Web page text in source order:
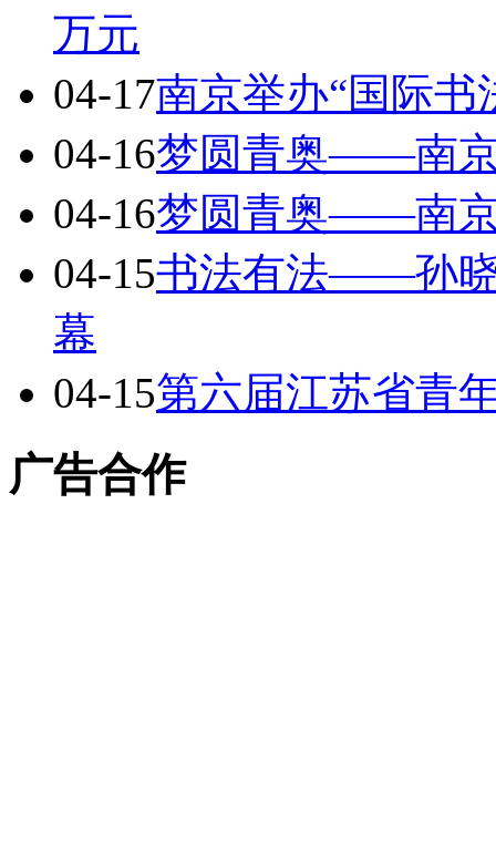
万元
04-17南京举办“国际书
04-16梦圆青奥——南京
04-16梦圆青奥——南京
04-15书法有法——孙晓
幕
04-15第六届江苏省青
广告合作